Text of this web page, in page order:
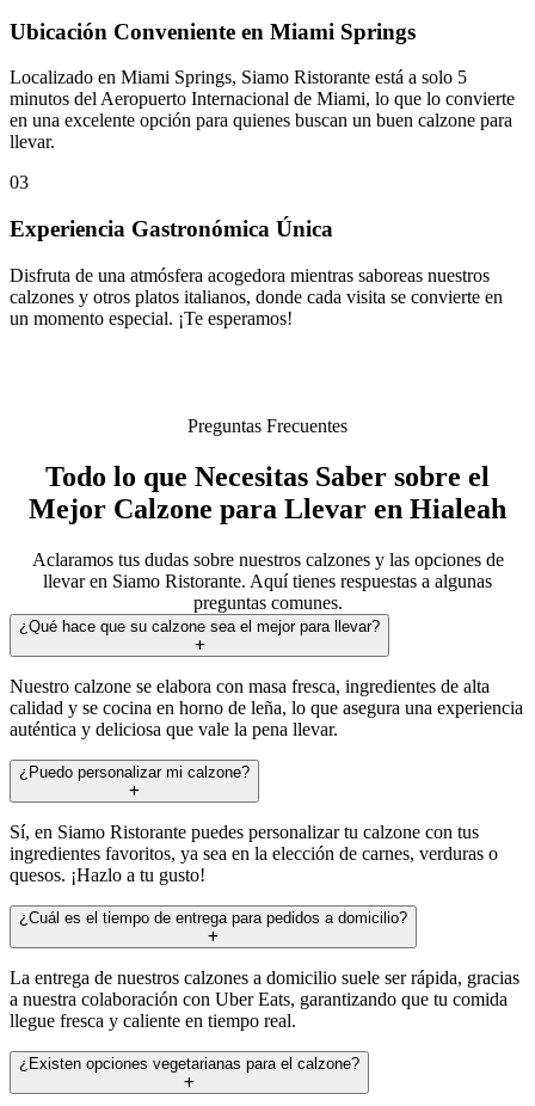
Ubicación Conveniente en Miami Springs
Localizado en Miami Springs, Siamo Ristorante está a solo 5
minutos del Aeropuerto Internacional de Miami, lo que lo convierte
en una excelente opción para quienes buscan un buen calzone para
llevar.
03
Experiencia Gastronómica Única
Disfruta de una atmósfera acogedora mientras saboreas nuestros
calzones y otros platos italianos, donde cada visita se convierte en
un momento especial. ¡Te esperamos!
Preguntas Frecuentes
Todo lo que Necesitas Saber sobre el
Mejor Calzone para Llevar en Hialeah
Aclaramos tus dudas sobre nuestros calzones y las opciones de
llevar en Siamo Ristorante. Aquí tienes respuestas a algunas
preguntas comunes.
¿Qué hace que su calzone sea el mejor para llevar?
Nuestro calzone se elabora con masa fresca, ingredientes de alta
calidad y se cocina en horno de leña, lo que asegura una experiencia
auténtica y deliciosa que vale la pena llevar.
¿Puedo personalizar mi calzone?
Sí, en Siamo Ristorante puedes personalizar tu calzone con tus
ingredientes favoritos, ya sea en la elección de carnes, verduras o
quesos. ¡Hazlo a tu gusto!
¿Cuál es el tiempo de entrega para pedidos a domicilio?
La entrega de nuestros calzones a domicilio suele ser rápida, gracias
a nuestra colaboración con Uber Eats, garantizando que tu comida
llegue fresca y caliente en tiempo real.
¿Existen opciones vegetarianas para el calzone?